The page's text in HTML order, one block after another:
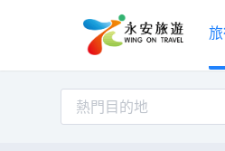
旅
熱門目的地